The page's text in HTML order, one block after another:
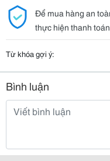
Để mua hàng an
thực hiện thanh
Từ khóa gợi ý:
Bình luận